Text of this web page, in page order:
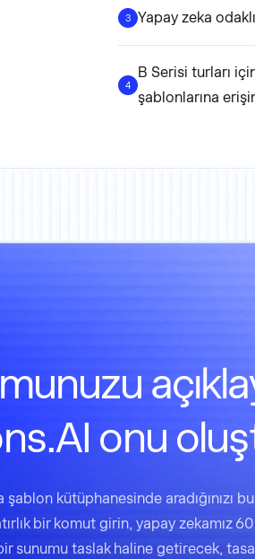
3 Yapay zeka
4
B Serisi turları
şablonlarına
onu
kütüphanesinde aradığınızı
bir komut girin, yapay zekamız
sunumu taslak haline getirecek,